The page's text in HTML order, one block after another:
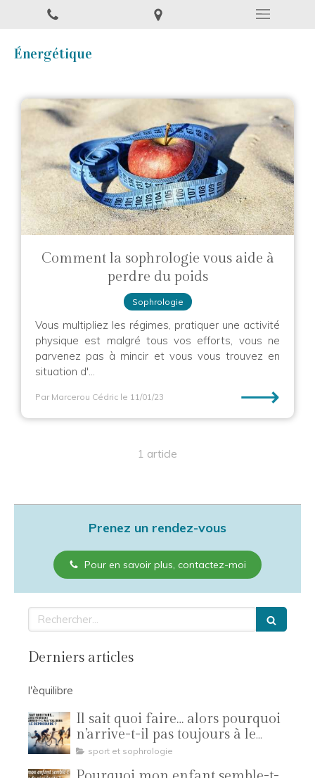
Énergétique
Comment la sophrologie vous aide à
perdre du poids
Sophrologie
Vous multipliez les régimes, pratiquer une activité
physique est malgré tous vos efforts, vous ne
parvenez pas à mincir et vous vous trouvez en
situation d'...
Par Marcerou Cédric le 11/01/23 ⟶
1 article
Prenez un rendez-vous
Pour en savoir plus, contactez-moi
Rechercher
Derniers articles
l'èquilibre
Il sait quoi faire… alors pourquoi
n’arrive-t-il pas toujours à le
reproduire ?
sport et sophrologie